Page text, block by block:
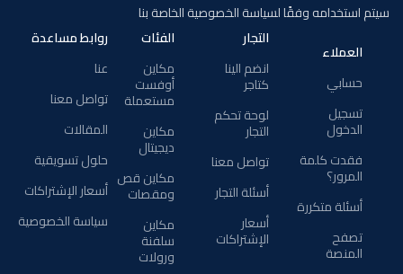
سيتم استخدامه وفقًا لسياسة الخصوصية الخاصة بنا
العملاء
حسابي
تسجيل
الدخول
فقدت كلمة
المرور؟
أسئلة متكررة
تصفح
المنصة
التجار
انضم الينا
كتاجر
لوحة تحكم
التجار
تواصل معنا
أسئلة التجار
أسعار
الإشتراكات
الفئات
مكاين
أوفست
مستعملة
مكاين
ديجيتال
مكاين قص
ومقصات
مكاين
سلفنة
ورولات
روابط مساعدة
عنا
تواصل معنا
المقالات
حلول تسويقية
أسعار الإشتراكات
سياسة الخصوصية